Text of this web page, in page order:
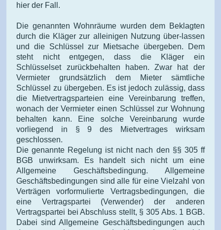
hier der Fall.
Die genannten Wohnräume wurden dem Beklagten
durch die Kläger zur alleinigen Nutzung über-lassen
und die Schlüssel zur Mietsache übergeben. Dem
steht nicht entgegen, dass die Kläger ein
Schlüsselset zurückbehalten haben. Zwar hat der
Vermieter grundsätzlich dem Mieter sämtliche
Schlüssel zu übergeben. Es ist jedoch zulässig, dass
die Mietvertragsparteien eine Vereinbarung treffen,
wonach der Vermieter einen Schlüssel zur Wohnung
behalten kann. Eine solche Vereinbarung wurde
vorliegend in § 9 des Mietvertrages wirksam
geschlossen.
Die genannte Regelung ist nicht nach den §§ 305 ff
BGB unwirksam. Es handelt sich nicht um eine
Allgemeine Geschäftsbedingung. Allgemeine
Geschäftsbedingungen sind alle für eine Vielzahl von
Verträgen vorformulierte Vertragsbedingungen, die
eine Vertragspartei (Verwender) der anderen
Vertragspartei bei Abschluss stellt, § 305 Abs. 1 BGB.
Dabei sind Allgemeine Geschäftsbedingungen auch